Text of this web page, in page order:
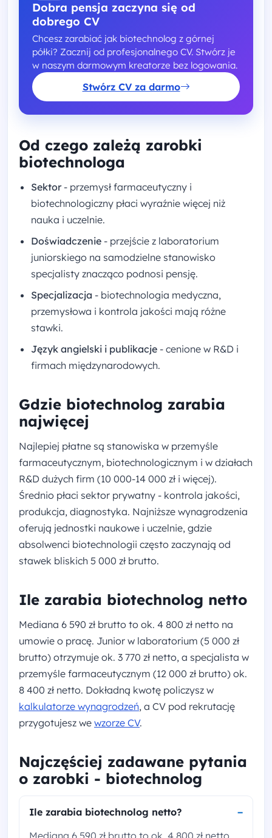
Dobra pensja zaczyna się od
dobrego CV
Chcesz zarabiać jak biotechnolog z górnej
półki? Zacznij od profesjonalnego CV. Stwórz je
w naszym darmowym kreatorze bez logowania.
Stwórz CV za darmo
Od czego zależą zarobki
biotechnologa
Sektor - przemysł farmaceutyczny i
biotechnologiczny płaci wyraźnie więcej niż
nauka i uczelnie.
Doświadczenie - przejście z laboratorium
juniorskiego na samodzielne stanowisko
specjalisty znacząco podnosi pensję.
Specjalizacja - biotechnologia medyczna,
przemysłowa i kontrola jakości mają różne
stawki.
Język angielski i publikacje - cenione w R&D i
firmach międzynarodowych.
Gdzie biotechnolog zarabia
najwięcej
Najlepiej płatne są stanowiska w przemyśle
farmaceutycznym, biotechnologicznym i w działach
R&D dużych firm (10 000-14 000 zł i więcej).
Średnio płaci sektor prywatny - kontrola jakości,
produkcja, diagnostyka. Najniższe wynagrodzenia
oferują jednostki naukowe i uczelnie, gdzie
absolwenci biotechnologii często zaczynają od
stawek bliskich 5 000 zł brutto.
Ile zarabia biotechnolog netto
Mediana 6 590 zł brutto to ok. 4 800 zł netto na
umowie o pracę. Junior w laboratorium (5 000 zł
brutto) otrzymuje ok. 3 770 zł netto, a specjalista w
przemyśle farmaceutycznym (12 000 zł brutto) ok.
8 400 zł netto. Dokładną kwotę policzysz w
kalkulatorze wynagrodzeń, a CV pod rekrutację
przygotujesz we wzorze CV.
Najczęściej zadawane pytania
o zarobki - biotechnolog
Ile zarabia biotechnolog netto?
Mediana 6 590 zł brutto to ok. 4 800 zł netto